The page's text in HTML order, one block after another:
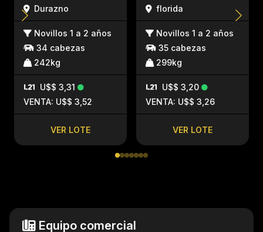
Durazno
Novillos 1 a 2 años
34 cabezas
242kg
U$$ 3,31
VENTA: U$$ 3,52
VER LOTE
florida
Novillos 1 a 2 años
35 cabezas
299kg
U$$ 3,20
VENTA: U$$ 3,26
VER LOTE
Equipo comercial